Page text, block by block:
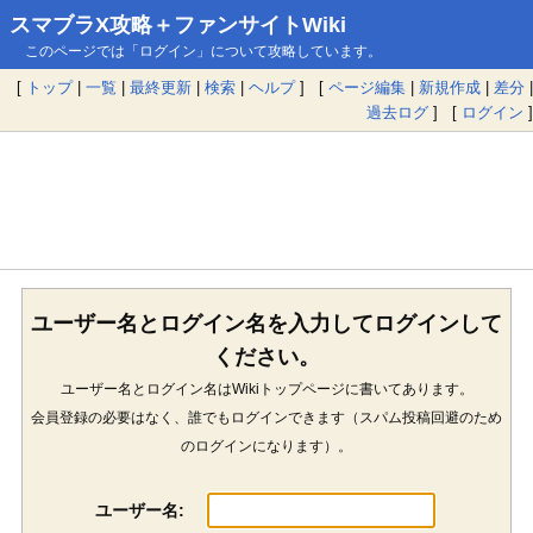
スマブラX攻略＋ファンサイトWiki
このページでは「ログイン」について攻略しています。
[ トップ| 一覧 | 最終更新 | 検索 | ヘルプ] [ ページ編集 | 新規作成 | 差分 |
過去ログ ] [ ログイン ]
ユーザー名とログイン名を入力してログインして
ください。
ユーザー名とログイン名はWikiトップページに書いてあります。
会員登録の必要はなく、誰でもログインできます（スパム投稿回避のため
のログインになります）。
ユーザー名: